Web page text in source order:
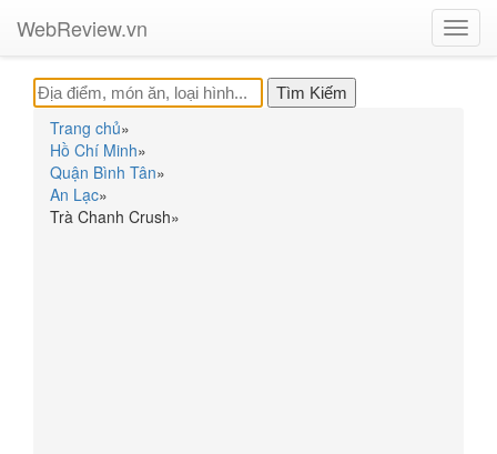
WebReview.vn
Trang chủ»
Hồ Chí Minh»
Quận Bình Tân»
An Lạc»
Trà Chanh Crush»